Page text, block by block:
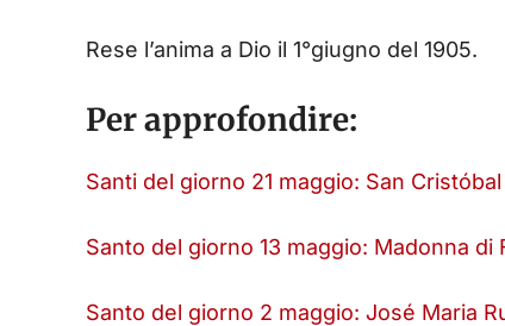
Rese l’anima a Dio il 1°giugno del 1905.
Per approfondire:
Santi del giorno 21 maggio: San
Santo del giorno 13 maggio: Madonna di
Santo del giorno 2 maggio: José Maria